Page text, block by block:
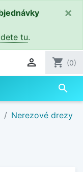
tu.
×
 shopping_cart (0)
search
Nerezové drezy